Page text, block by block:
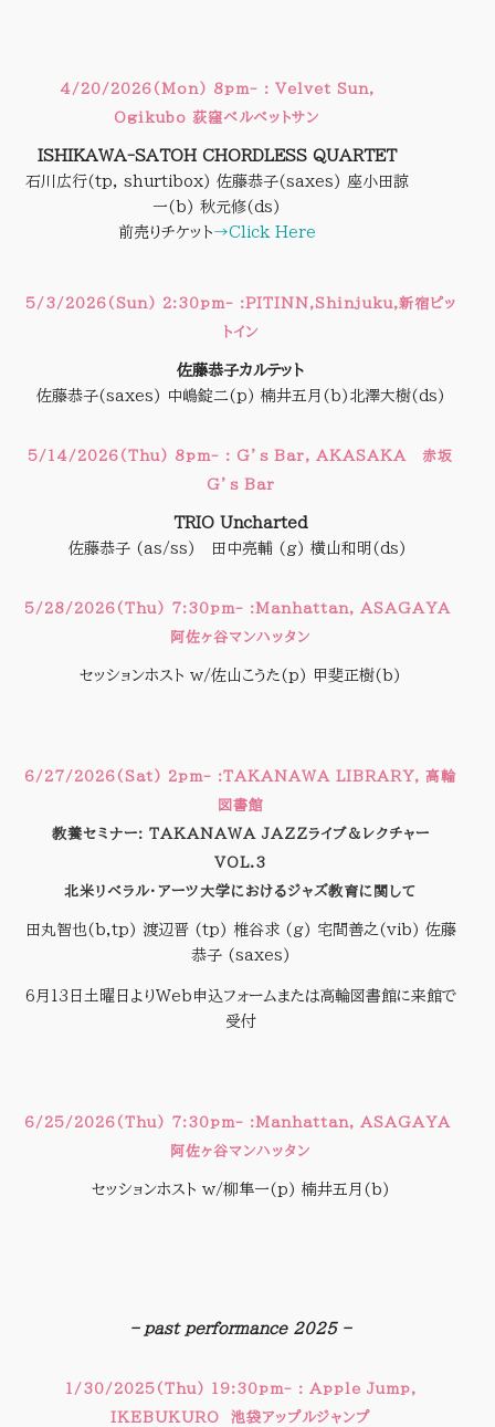
4/20/2026(Mon) 8pm- : Velvet Sun,
Ogikubo 荻窪ベルベットサン
ISHIKAWA-SATOH CHORDLESS QUARTET
石川広行(tp, shurtibox) 佐藤恭子(saxes) 座小田諒
一(b) 秋元修(ds)
前売りチケット→Click Here
5/3/2026(Sun) 2:30pm- :PITINN,Shinjuku,新宿ピッ
トイン
佐藤恭子カルテット
佐藤恭子(saxes) 中嶋錠二(p) 楠井五月(b)北澤大樹(ds)
5/14/2026(Thu) 8pm- : G’s Bar, AKASAKA 赤坂
G’s Bar
TRIO Uncharted
佐藤恭子 (as/ss) 田中亮輔 (g) 横山和明(ds)
5/28/2026(Thu) 7:30pm- :Manhattan, ASAGAYA
阿佐ヶ谷マンハッタン
セッションホスト w/佐山こうた(p) 甲斐正樹(b)
6/27/2026(Sat) 2pm- :TAKANAWA LIBRARY, 高輪
図書館
教養セミナー: TAKANAWA JAZZライブ＆レクチャー
VOL.3
北米リベラル・アーツ大学におけるジャズ教育に関して
田丸智也(b,tp) 渡辺晋 (tp) 椎谷求 (g) 宅間善之(vib) 佐藤
恭子 (saxes)
6月13日土曜日よりWeb申込フォームまたは高輪図書館に来館で
受付
6/25/2026(Thu) 7:30pm- :Manhattan, ASAGAYA
阿佐ヶ谷マンハッタン
セッションホスト w/柳隼一(p) 楠井五月(b)
– past performance 2025 –
1/30/2025(Thu) 19:30pm- : Apple Jump,
IKEBUKURO 池袋アップルジャンプ